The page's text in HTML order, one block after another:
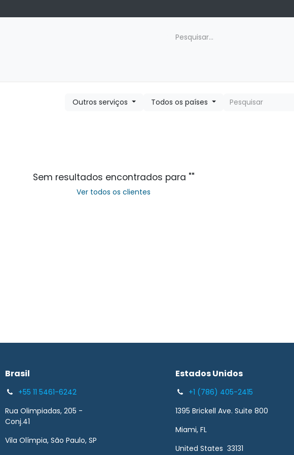
Outros serviços Todos os países
Sem resultados encontrados para ""
Ver todos os clientes
Estados Unidos
+1 (786) 405-2415
1395 Brickell Ave. Suite 800
Miami, FL
United States 33131
Brasil​
+55 11 5461-6242
Rua Olimpiadas, 205 -
Conj.41
Vila Olímpia, São Paulo, SP